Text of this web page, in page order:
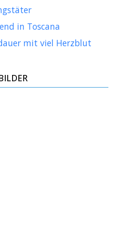
in Toscana
mit viel Herzblut